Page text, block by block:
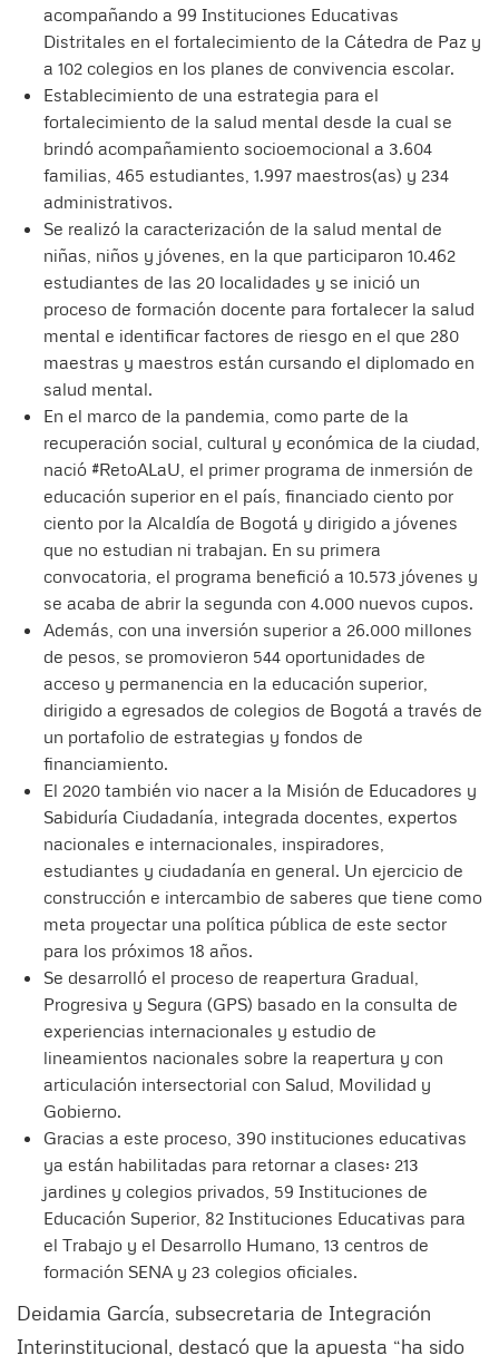
acompañando a 99 Instituciones Educativas
Distritales en el fortalecimiento de la Cátedra de Paz y
a 102 colegios en los planes de convivencia escolar.
Establecimiento de una estrategia para el
fortalecimiento de la salud mental desde la cual se
brindó acompañamiento socioemocional a 3.604
familias, 465 estudiantes, 1.997 maestros(as) y 234
administrativos.
Se realizó la caracterización de la salud mental de
niñas, niños y jóvenes, en la que participaron 10.462
estudiantes de las 20 localidades y se inició un
proceso de formación docente para fortalecer la salud
mental e identificar factores de riesgo en el que 280
maestras y maestros están cursando el diplomado en
salud mental.
En el marco de la pandemia, como parte de la
recuperación social, cultural y económica de la ciudad,
nació #RetoALaU, el primer programa de inmersión de
educación superior en el país, financiado ciento por
ciento por la Alcaldía de Bogotá y dirigido a jóvenes
que no estudian ni trabajan. En su primera
convocatoria, el programa benefició a 10.573 jóvenes y
se acaba de abrir la segunda con 4.000 nuevos cupos.
Además, con una inversión superior a 26.000 millones
de pesos, se promovieron 544 oportunidades de
acceso y permanencia en la educación superior,
dirigido a egresados de colegios de Bogotá a través de
un portafolio de estrategias y fondos de
financiamiento.
El 2020 también vio nacer a la Misión de Educadores y
Sabiduría Ciudadanía, integrada docentes, expertos
nacionales e internacionales, inspiradores,
estudiantes y ciudadanía en general. Un ejercicio de
construcción e intercambio de saberes que tiene como
meta proyectar una política pública de este sector
para los próximos 18 años.
Se desarrolló el proceso de reapertura Gradual,
Progresiva y Segura (GPS) basado en la consulta de
experiencias internacionales y estudio de
lineamientos nacionales sobre la reapertura y con
articulación intersectorial con Salud, Movilidad y
Gobierno.
Gracias a este proceso, 390 instituciones educativas
ya están habilitadas para retornar a clases: 213
jardines y colegios privados, 59 Instituciones de
Educación Superior, 82 Instituciones Educativas para
el Trabajo y el Desarrollo Humano, 13 centros de
formación SENA y 23 colegios oficiales.
Deidamia García, subsecretaria de Integración
Interinstitucional, destacó que la apuesta “ha sido